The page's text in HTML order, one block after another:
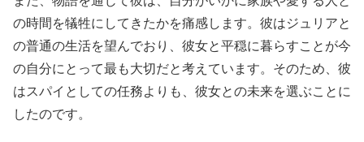
の時間を犠牲にしてきたかを痛感します。彼はジュリアと
の普通の生活を望んでおり、彼女と平穏に暮らすことが今
の自分にとって最も大切だと考えています。そのため、彼
はスパイとしての任務よりも、彼女との未来を選ぶことに
したのです。